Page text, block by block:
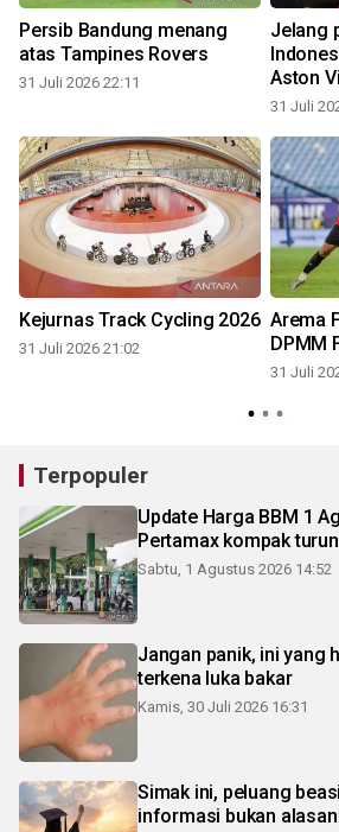
Persib Bandung menang
atas Tampines Rovers
31 Juli 2026 22:11
Jelang
Aston
31 Juli
Kejurnas Track Cycling 2026
31 Juli 2026 21:02
Arema
DPMM
31 Juli
Terpopuler
Update Harga BBM 1
Pertamax kompak
Sabtu, 1 Agustus 2026 14:52
Jangan panik, ini yang
terkena luka bakar
Kamis, 30 Juli 2026 16:31
Simak ini, peluang
informasi bukan